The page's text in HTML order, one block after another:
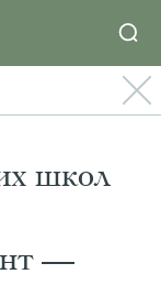
школ
—